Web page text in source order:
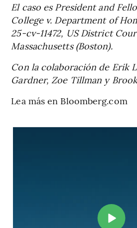
El caso es President and
College v. Department of
25-cv-11472, US District
Massachusetts (Boston).
Con la colaboración de Erik
Gardner, Zoe Tillman y
Lea más en Bloomberg.com